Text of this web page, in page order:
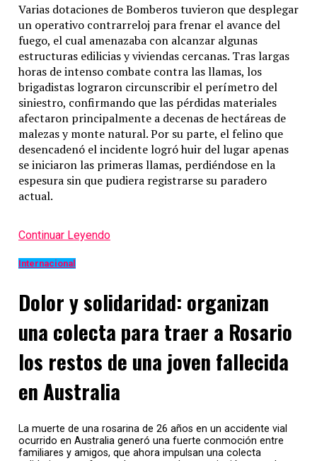
Varias dotaciones de Bomberos tuvieron que desplegar
un operativo contrarreloj para frenar el avance del
fuego, el cual amenazaba con alcanzar algunas
estructuras edilicias y viviendas cercanas. Tras largas
horas de intenso combate contra las llamas, los
brigadistas lograron circunscribir el perímetro del
siniestro, confirmando que las pérdidas materiales
afectaron principalmente a decenas de hectáreas de
malezas y monte natural. Por su parte, el felino que
desencadenó el incidente logró huir del lugar apenas
se iniciaron las primeras llamas, perdiéndose en la
espesura sin que pudiera registrarse su paradero
actual.
Continuar Leyendo
Internacional
Dolor y solidaridad: organizan
una colecta para traer a Rosario
los restos de una joven fallecida
en Australia
La muerte de una rosarina de 26 años en un accidente vial
ocurrido en Australia generó una fuerte conmoción entre
familiares y amigos, que ahora impulsan una colecta